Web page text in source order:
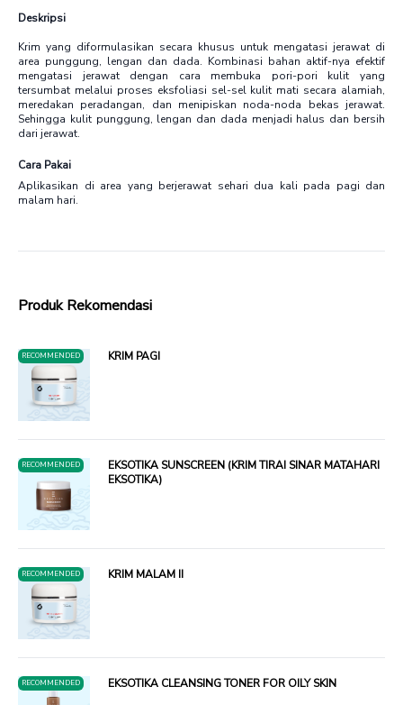
Deskripsi
Krim yang diformulasikan secara khusus untuk mengatasi jerawat di
area punggung, lengan dan dada. Kombinasi bahan aktif-nya efektif
mengatasi jerawat dengan cara membuka pori-pori kulit yang
tersumbat melalui proses eksfoliasi sel-sel kulit mati secara alamiah,
meredakan peradangan, dan menipiskan noda-noda bekas jerawat.
Sehingga kulit punggung, lengan dan dada menjadi halus dan bersih
dari jerawat.
Cara Pakai
Aplikasikan di area yang berjerawat sehari dua kali pada pagi dan
malam hari.
Produk Rekomendasi
RECOMMENDED KRIM PAGI
RECOMMENDED
EKSOTIKA SUNSCREEN (KRIM TIRAI SINAR MATAHARI
EKSOTIKA)
RECOMMENDED KRIM MALAM II
RECOMMENDED EKSOTIKA CLEANSING TONER FOR OILY SKIN